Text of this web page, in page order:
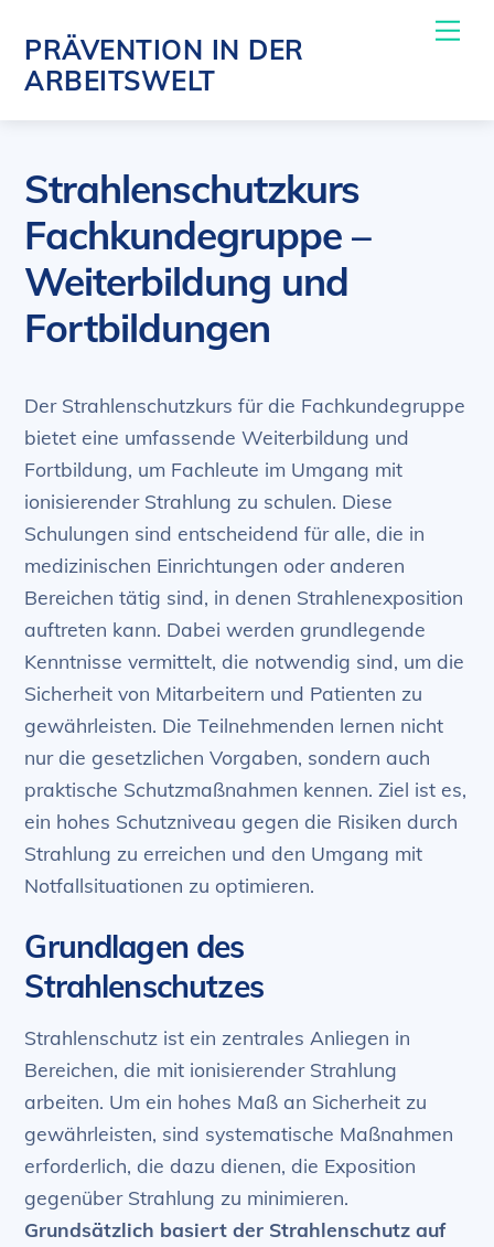
content
PRÄVENTION IN DER
ARBEITSWELT
Strahlenschutzkurs
Fachkundegruppe –
Weiterbildung und
Fortbildungen​
Der Strahlenschutzkurs für die Fachkundegruppe
bietet eine umfassende Weiterbildung und
Fortbildung, um Fachleute im Umgang mit
ionisierender Strahlung zu schulen. Diese
Schulungen sind entscheidend für alle, die in
medizinischen Einrichtungen oder anderen
Bereichen tätig sind, in denen Strahlenexposition
auftreten kann. Dabei werden grundlegende
Kenntnisse vermittelt, die notwendig sind, um die
Sicherheit von Mitarbeitern und Patienten zu
gewährleisten. Die Teilnehmenden lernen nicht
nur die gesetzlichen Vorgaben, sondern auch
praktische Schutzmaßnahmen kennen. Ziel ist es,
ein hohes Schutzniveau gegen die Risiken durch
Strahlung zu erreichen und den Umgang mit
Notfallsituationen zu optimieren.
Grundlagen des
Strahlenschutzes
Strahlenschutz ist ein zentrales Anliegen in
Bereichen, die mit ionisierender Strahlung
arbeiten. Um ein hohes Maß an Sicherheit zu
gewährleisten, sind systematische Maßnahmen
erforderlich, die dazu dienen, die Exposition
gegenüber Strahlung zu minimieren.
Grundsätzlich basiert der Strahlenschutz auf